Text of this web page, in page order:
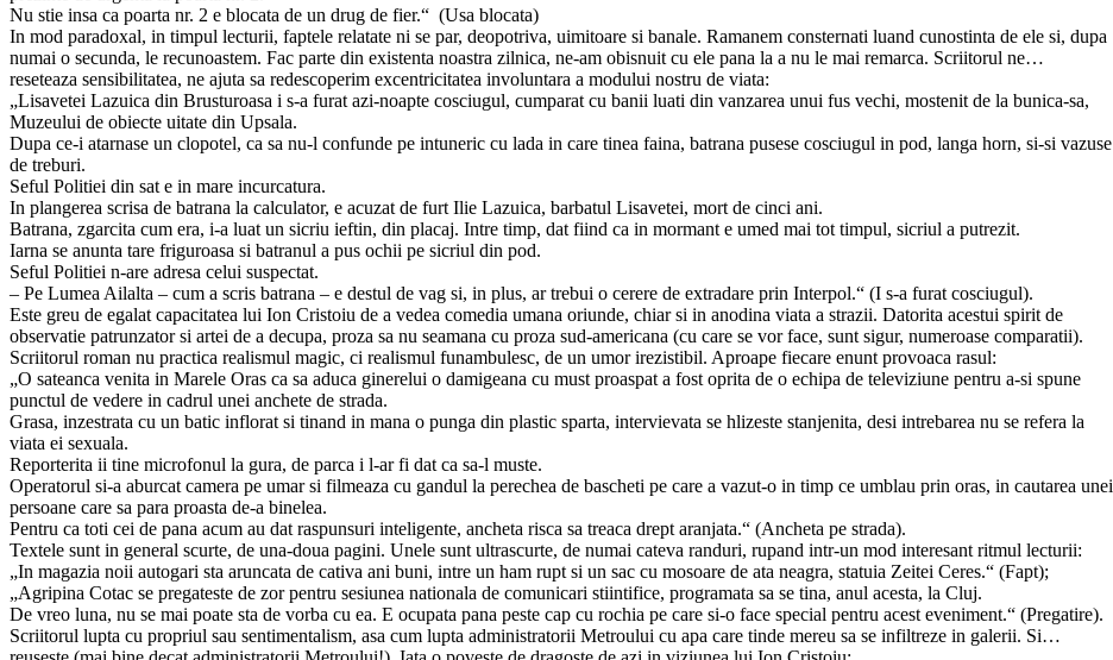
Nu stie insa ca poarta nr. 2 e blocata de un drug de fier.“ (Usa blocata)
In mod paradoxal, in timpul lecturii, faptele relatate ni se par, deopotriva, uimitoare si banale. Ramanem consternati luand cunostinta de ele si, dupa
numai o secunda, le recunoastem. Fac parte din existenta noastra zilnica, ne-am obisnuit cu ele pana la a nu le mai remarca. Scriitorul ne…
reseteaza sensibilitatea, ne ajuta sa redescoperim excentricitatea involuntara a modului nostru de viata:
„Lisavetei Lazuica din Brusturoasa i s-a furat azi-noapte cosciugul, cumparat cu banii luati din vanzarea unui fus vechi, mostenit de la bunica-sa,
Muzeului de obiecte uitate din Upsala.
Dupa ce-i atarnase un clopotel, ca sa nu-l confunde pe intuneric cu lada in care tinea faina, batrana pusese cosciugul in pod, langa horn, si-si vazuse
de treburi.
Seful Politiei din sat e in mare incurcatura.
In plangerea scrisa de batrana la calculator, e acuzat de furt Ilie Lazuica, barbatul Lisavetei, mort de cinci ani.
Batrana, zgarcita cum era, i-a luat un sicriu ieftin, din placaj. Intre timp, dat fiind ca in mormant e umed mai tot timpul, sicriul a putrezit.
Iarna se anunta tare friguroasa si batranul a pus ochii pe sicriul din pod.
Seful Politiei n-are adresa celui suspectat.
– Pe Lumea Ailalta – cum a scris batrana – e destul de vag si, in plus, ar trebui o cerere de extradare prin Interpol.“ (I s-a furat cosciugul).
Este greu de egalat capacitatea lui Ion Cristoiu de a vedea comedia umana oriunde, chiar si in anodina viata a strazii. Datorita acestui spirit de
observatie patrunzator si artei de a decupa, proza sa nu seamana cu proza sud-americana (cu care se vor face, sunt sigur, numeroase comparatii).
Scriitorul roman nu practica realismul magic, ci realismul funambulesc, de un umor irezistibil. Aproape fiecare enunt provoaca rasul:
„O sateanca venita in Marele Oras ca sa aduca ginerelui o damigeana cu must proaspat a fost oprita de o echipa de televiziune pentru a-si spune
punctul de vedere in cadrul unei anchete de strada.
Grasa, inzestrata cu un batic inflorat si tinand in mana o punga din plastic sparta, intervievata se hlizeste stanjenita, desi intrebarea nu se refera la
viata ei sexuala.
Reporterita ii tine microfonul la gura, de parca i l-ar fi dat ca sa-l muste.
Operatorul si-a aburcat camera pe umar si filmeaza cu gandul la perechea de bascheti pe care a vazut-o in timp ce umblau prin oras, in cautarea unei
persoane care sa para proasta de-a binelea.
Pentru ca toti cei de pana acum au dat raspunsuri inteligente, ancheta risca sa treaca drept aranjata.“ (Ancheta pe strada).
Textele sunt in general scurte, de una-doua pagini. Unele sunt ultrascurte, de numai cateva randuri, rupand intr-un mod interesant ritmul lecturii:
„In magazia noii autogari sta aruncata de cativa ani buni, intre un ham rupt si un sac cu mosoare de ata neagra, statuia Zeitei Ceres.“ (Fapt);
„Agripina Cotac se pregateste de zor pentru sesiunea nationala de comunicari stiintifice, programata sa se tina, anul acesta, la Cluj.
De vreo luna, nu se mai poate sta de vorba cu ea. E ocupata pana peste cap cu rochia pe care si-o face special pentru acest eveniment.“ (Pregatire).
Scriitorul lupta cu propriul sau sentimentalism, asa cum lupta administratorii Metroului cu apa care tinde mereu sa se infiltreze in galerii. Si…